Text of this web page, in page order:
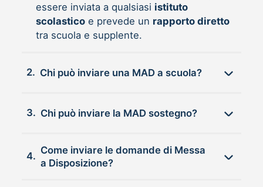
essere inviata a qualsiasi istituto
scolasticoe prevede un rapporto diretto
tra scuola e supplente.
2. Chi può inviare una MAD a scuola?
3. Chi può inviare la MAD sostegno?
4.
Come inviare le domande di Messa
a Disposizione?